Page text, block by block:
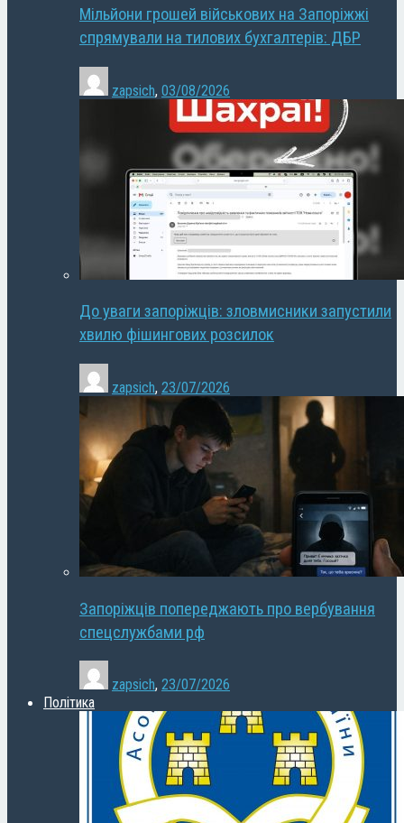
Мільйони грошей військових на Запоріжжі
спрямували на тилових бухгалтерів: ДБР
zapsich, 03/08/2026
До уваги запоріжців: зловмисники запустили
хвилю фішингових розсилок
zapsich, 23/07/2026
Запоріжців попереджають про вербування
спецслужбами рф
zapsich, 23/07/2026
Політика